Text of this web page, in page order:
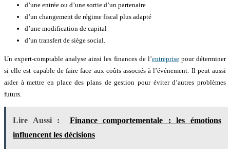
d’une entrée ou d’une sortie d’un partenaire
d’un changement de régime fiscal plus adapté
d’une modification de capital
d’un transfert de siège social.
Un expert-comptable analyse ainsi les finances de l’entreprisepour déterminer
si elle est capable de faire face aux coûts associés à l’événement. Il peut aussi
aider à mettre en place des plans de gestion pour éviter d’autres problèmes
futurs.
Lire Aussi :
Finance comportementale : les émotions
influencent les décisions